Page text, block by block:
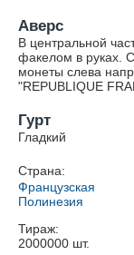
Аверс
В центральной
факелом в руках.
монеты слева
"REPUBLIQUE
Гурт
Гладкий
Страна:
Французская
Полинезия
Тираж:
2000000 шт.